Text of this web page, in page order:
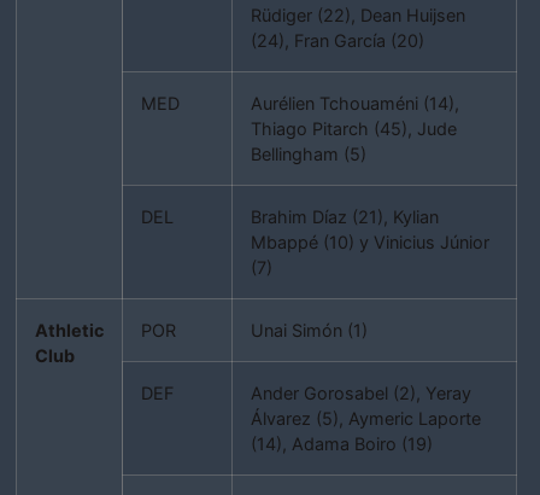
Rüdiger (22), Dean Huijsen
(24), Fran García (20)
MED
Aurélien Tchouaméni (14),
Thiago Pitarch (45), Jude
Bellingham (5)
DEL
Brahim Díaz (21), Kylian
Mbappé (10) y Vinicius Júnior
(7)
Athletic
Club
POR Unai Simón (1)
DEF
Ander Gorosabel (2), Yeray
Álvarez (5), Aymeric Laporte
(14), Adama Boiro (19)